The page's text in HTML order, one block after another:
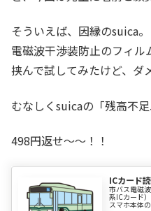
そういえば、因縁のsuica。
電磁波干渉装防止のフィ
挟んで試してみたけど、ダ
むなしくsuicaの「残高不
498円返せ～～！！
ICカード
市バス電磁
系ICカード
スマホ本体